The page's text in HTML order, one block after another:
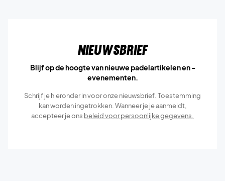
Nieuwsbrief
Blijf op de hoogte van nieuwe padelartikelen en -
evenementen.
Schrijf je hieronder in voor onze nieuwsbrief. Toestemming
kan worden ingetrokken. Wanneer je je aanmeldt,
accepteer je ons beleid voor persoonlijke gegevens.